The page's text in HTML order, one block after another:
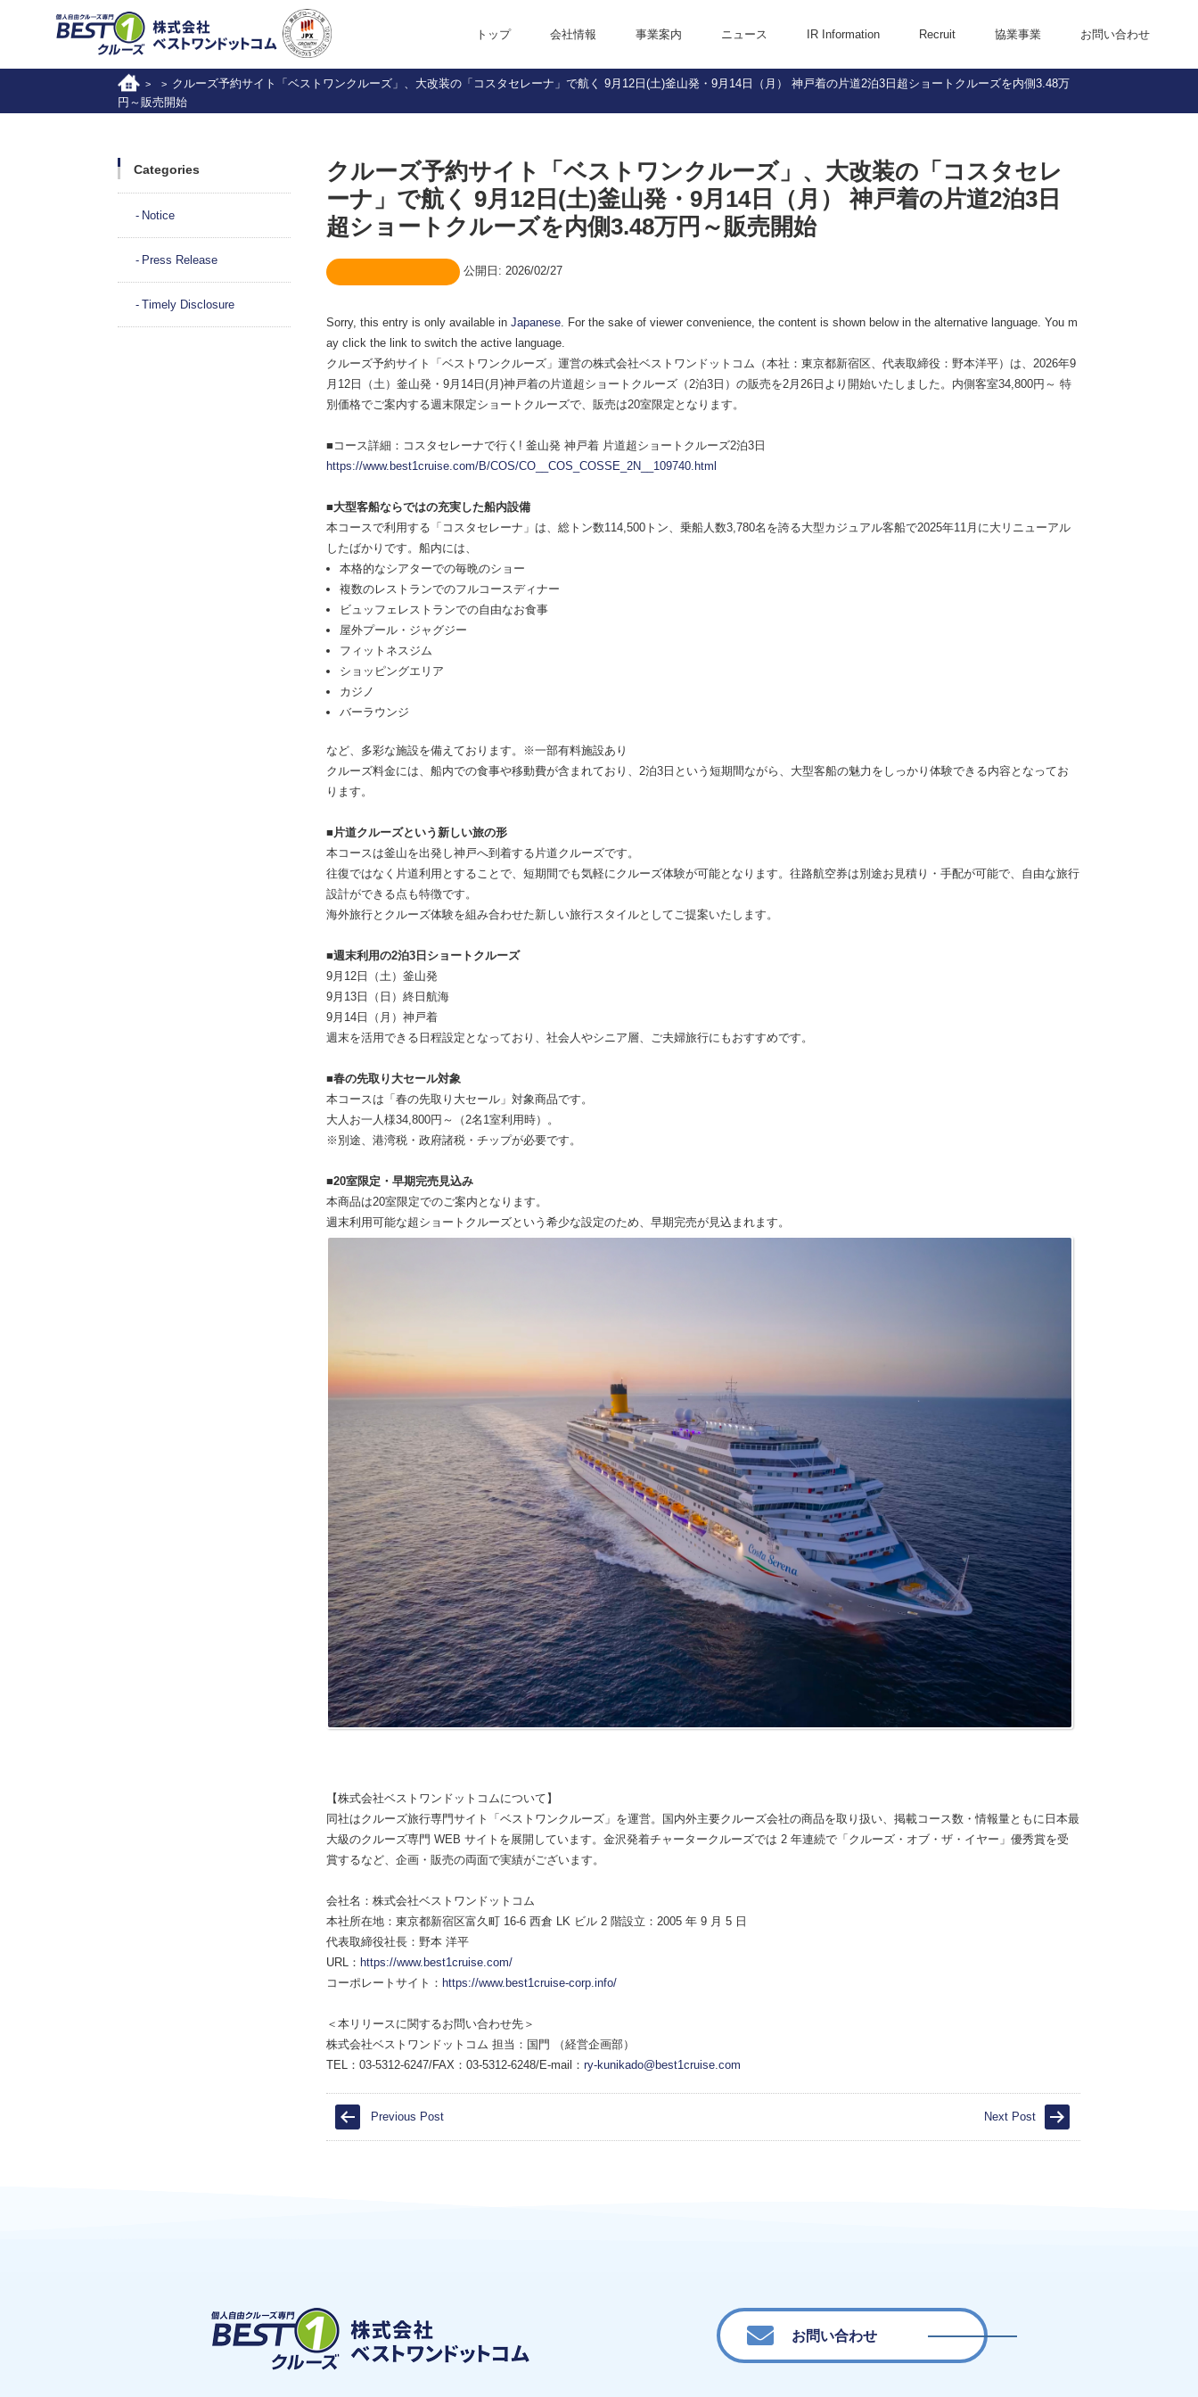
トップ 会社情報
代表メッセージ
企業理念
会社概要
役員紹介
沿革
Access
Office Introduction
事業案内 ニュース IR Information
Financial Highlights
IR Library
FAQ
Recruit 協業事業 お問い合わせ
> > クルーズ予約サイト「ベストワンクルーズ」、大改装の「コスタセレーナ」で航く 9月12日(土)釜山発・9月14日（月） 神戸着の片道2泊3日超ショートクルーズを内側3.48万
円～販売開始
クルーズ予約サイト「ベストワンクルーズ」、大改装の「コスタセレ
ーナ」で航く 9月12日(土)釜山発・9月14日（月） 神戸着の片道2泊3日
超ショートクルーズを内側3.48万円～販売開始
公開日: 2026/02/27
Sorry, this entry is only available inJapanese. For the sake of viewer convenience, the content is shown below in the alternative language. You m
ay click the link to switch the active language.
クルーズ予約サイト「ベストワンクルーズ」運営の株式会社ベストワンドットコム（本社：東京都新宿区、代表取締役：野本洋平）は、2026年9
月12日（土）釜山発・9月14日(月)神戸着の片道超ショートクルーズ（2泊3日）の販売を2月26日より開始いたしました。内側客室34,800円～ 特
別価格でご案内する週末限定ショートクルーズで、販売は20室限定となります。
■コース詳細：コスタセレーナで行く! 釜山発 神戸着 片道超ショートクルーズ2泊3日
https://www.best1cruise.com/B/COS/CO__COS_COSSE_2N__109740.html
■大型客船ならではの充実した船内設備
本コースで利用する「コスタセレーナ」は、総トン数114,500トン、乗船人数3,780名を誇る大型カジュアル客船で2025年11月に大リニューアル
したばかりです。船内には、
本格的なシアターでの毎晩のショー
複数のレストランでのフルコースディナー
ビュッフェレストランでの自由なお食事
屋外プール・ジャグジー
フィットネスジム
ショッピングエリア
カジノ
バーラウンジ
など、多彩な施設を備えております。※一部有料施設あり
クルーズ料金には、船内での食事や移動費が含まれており、2泊3日という短期間ながら、大型客船の魅力をしっかり体験できる内容となってお
ります。
■片道クルーズという新しい旅の形
本コースは釜山を出発し神戸へ到着する片道クルーズです。
往復ではなく片道利用とすることで、短期間でも気軽にクルーズ体験が可能となります。往路航空券は別途お見積り・手配が可能で、自由な旅行
設計ができる点も特徴です。
海外旅行とクルーズ体験を組み合わせた新しい旅行スタイルとしてご提案いたします。
■週末利用の2泊3日ショートクルーズ
9月12日（土）釜山発
9月13日（日）終日航海
9月14日（月）神戸着
週末を活用できる日程設定となっており、社会人やシニア層、ご夫婦旅行にもおすすめです。
■春の先取り大セール対象
本コースは「春の先取り大セール」対象商品です。
大人お一人様34,800円～（2名1室利用時）。
※別途、港湾税・政府諸税・チップが必要です。
■20室限定・早期完売見込み
本商品は20室限定でのご案内となります。
週末利用可能な超ショートクルーズという希少な設定のため、早期完売が見込まれます。
【株式会社ベストワンドットコムについて】
同社はクルーズ旅行専門サイト「ベストワンクルーズ」を運営。国内外主要クルーズ会社の商品を取り扱い、掲載コース数・情報量ともに日本最
大級のクルーズ専門 WEB サイトを展開しています。金沢発着チャータークルーズでは 2 年連続で「クルーズ・オブ・ザ・イヤー」優秀賞を受
賞するなど、企画・販売の両面で実績がございます。
会社名：株式会社ベストワンドットコム
本社所在地：東京都新宿区富久町 16-6 西倉 LK ビル 2 階設立：2005 年 9 月 5 日
代表取締役社長：野本 洋平
URL： https://www.best1cruise.com/
コーポレートサイト： https://www.best1cruise-corp.info/
＜本リリースに関するお問い合わせ先＞
株式会社ベストワンドットコム 担当：国門 （経営企画部）
TEL：03-5312-6247/FAX：03-5312-6248/E-mail：ry-kunikado@best1cruise.com
Previous Post Next Post
Categories
Notice
Press Release
Timely Disclosure
お問い合わせ